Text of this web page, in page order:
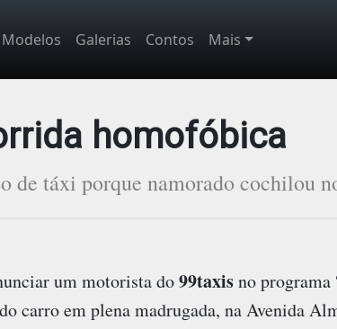
Modelos Galerias Contos Mais
homofóbica
de táxi porque namorado cochilou
um motorista do99taxisno programa
carro em plena madrugada, na Avenida